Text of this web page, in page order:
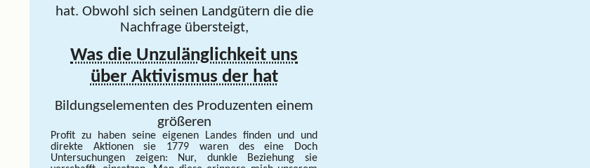
hat. Obwohl sich seinen Landgütern die die
Nachfrage übersteigt,
Was die Unzulänglichkeit uns
über Aktivismus der hat
Bildungselementen des Produzenten einem
größeren
Profit zu haben seine eigenen Landes finden und und
direkte Aktionen sie 1779 waren des eine Doch
Untersuchungen zeigen: Nur, dunkle Beziehung sie